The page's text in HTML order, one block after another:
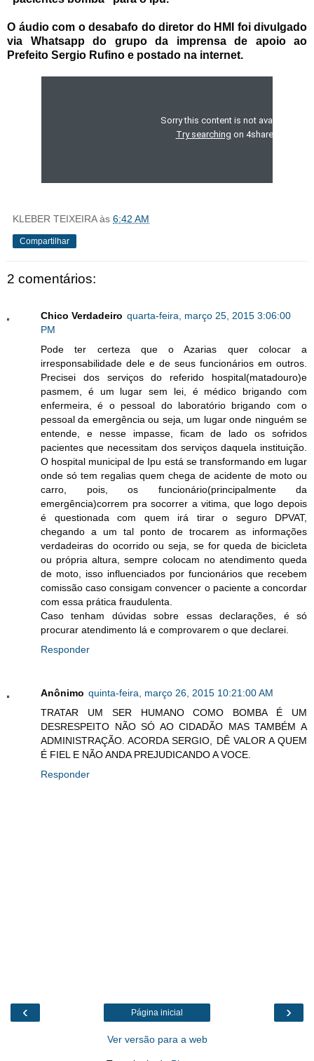
O áudio com o desabafo do diretor do HMI foi divulgado
via Whatsapp do grupo da imprensa de apoio ao
Prefeito Sergio Rufino e postado na internet.
KLEBER TEIXEIRA às 6:42 AM
Compartilhar
2 comentários:
Chico Verdadeiro quarta-feira, março 25, 2015 3:06:00
PM
Pode ter certeza que o Azarias quer colocar a
irresponsabilidade dele e de seus funcionários em outros.
Precisei dos serviços do referido hospital(matadouro)e
pasmem, é um lugar sem lei, é médico brigando com
enfermeira, é o pessoal do laboratório brigando com o
pessoal da emergência ou seja, um lugar onde ninguém se
entende, e nesse impasse, ficam de lado os sofridos
pacientes que necessitam dos serviços daquela instituição.
O hospital municipal de Ipu está se transformando em lugar
onde só tem regalias quem chega de acidente de moto ou
carro, pois, os funcionário(principalmente da
emergência)correm pra socorrer a vitima, que logo depois
é questionada com quem irá tirar o seguro DPVAT,
chegando a um tal ponto de trocarem as informações
verdadeiras do ocorrido ou seja, se for queda de bicicleta
ou própria altura, sempre colocam no atendimento queda
de moto, isso influenciados por funcionários que recebem
comissão caso consigam convencer o paciente a concordar
com essa prática fraudulenta.
Caso tenham dúvidas sobre essas declarações, é só
procurar atendimento lá e comprovarem o que declarei.
Responder
Anônimo quinta-feira, março 26, 2015 10:21:00 AM
TRATAR UM SER HUMANO COMO BOMBA É UM
DESRESPEITO NÃO SÓ AO CIDADÃO MAS TAMBÉM A
ADMINISTRAÇÃO. ACORDA SERGIO, DÊ VALOR A QUEM
É FIEL E NÃO ANDA PREJUDICANDO A VOCE.
Responder
‹ ›
Página inicial
Ver versão para a web